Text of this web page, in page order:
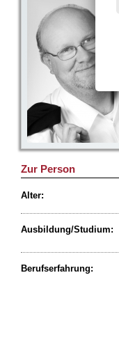
Zur Person
Alter:
Ausbildung/Studium:
Berufserfahrung: